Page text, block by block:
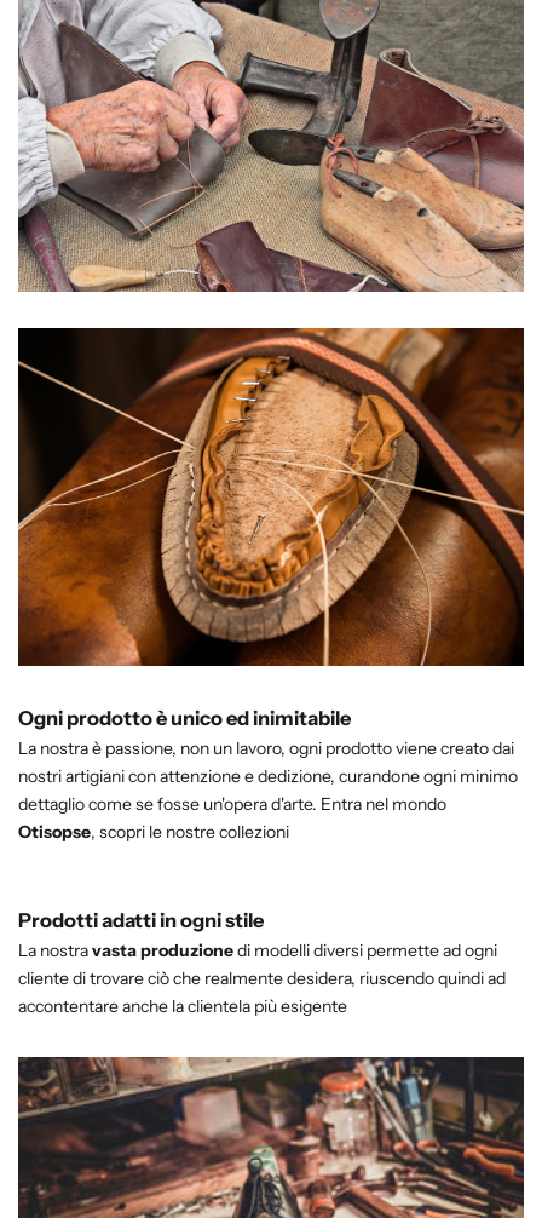
Ogni prodotto è unico ed inimitabile
La nostra è passione, non un lavoro, ogni prodotto viene creato dai
nostri artigiani con attenzione e dedizione, curandone ogni minimo
dettaglio come se fosse un'opera d'arte. Entra nel mondo
Otisopse, scopri le nostre collezioni
Prodotti adatti in ogni stile
La nostravasta produzionedi modelli diversi permette ad ogni
cliente di trovare ciò che realmente desidera, riuscendo quindi ad
accontentare anche la clientela più esigente